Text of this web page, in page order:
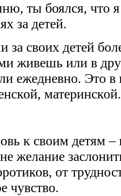
ты боялся, что
за детей.
за своих детей
живешь или в
ежедневно. Это в
к своим детям –
желание
от
чувство.